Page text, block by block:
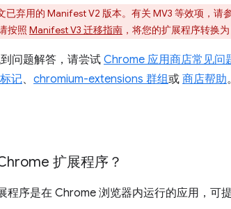
已弃用的 Manifest V2 版本。有关 MV3 等效项，请
按照 Manifest V3 迁移指南 ，将您的扩展程序转换为
问题解答，请尝试 Chrome 应用商店常见问
记、 chromium-extensions 群组或 商店帮助。
扩展程序？
程序是在 Chrome 浏览器内运行的应用，可